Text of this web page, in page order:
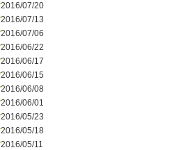
2016/07/20
2016/07/13
2016/07/06
2016/06/22
2016/06/17
2016/06/15
2016/06/08
2016/06/01
2016/05/23
2016/05/18
2016/05/11